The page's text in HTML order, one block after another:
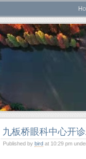
九板桥眼科中心开
Published by bird at 10:29 pm